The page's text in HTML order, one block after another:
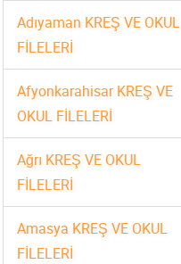
Adıyaman KREŞ VE OKUL
FİLELERİ
Afyonkarahisar KREŞ VE
OKUL FİLELERİ
Ağrı KREŞ VE OKUL
FİLELERİ
Amasya KREŞ VE OKUL
FİLELERİ